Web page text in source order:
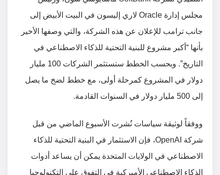
مجلس إدارة Oracle لاري إليسون في البيت الأبيض إلى
جانب ترامب للإعلان عن هذه الشركة، والتي وصفها الأخير
بأنها “أكبر مشروع للبنية التحتية للذكاء الاصطناعي في
التاريخ”. وبحسب الخطط ستستثمر الشركات 100 مليار
دولار في المشروع كمرحلة أولى، مع خطط لضخ ما يصل
إلى 500 مليار دولار في السنوات القادمة.
ووفقاً لوثيقة سياسات نُشرت الأسبوع الماضي من قبل
شركة OpenAI، فإن الاستثمار في البنية التحتية للذكاء
الاصطناعي في الولايات المتحدة يمكن أن يساعد أدوات
الذكاء الاصطناعي الأميركية في التفوق على التكنولوجيا